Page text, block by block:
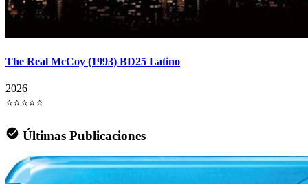
The Real McCoy (1993) BD25 Latino
2026
⭐⭐⭐⭐⭐
Últimas Publicaciones